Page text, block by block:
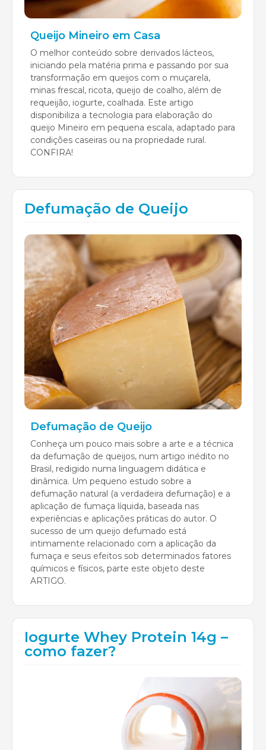
Queijo Mineiro em Casa
O melhor conteúdo sobre derivados lácteos,
iniciando pela matéria prima e passando por sua
transformação em queijos com o muçarela,
minas frescal, ricota, queijo de coalho, além de
requeijão, iogurte, coalhada. Este artigo
disponibiliza a tecnologia para elaboração do
queijo Mineiro em pequena escala, adaptado para
condições caseiras ou na propriedade rural.
CONFIRA!
Defumação de Queijo
Defumação de Queijo
Conheça um pouco mais sobre a arte e a técnica
da defumação de queijos, num artigo inédito no
Brasil, redigido numa linguagem didática e
dinâmica. Um pequeno estudo sobre a
defumação natural (a verdadeira defumação) e a
aplicação de fumaça líquida, baseada nas
experiências e aplicações práticas do autor. O
sucesso de um queijo defumado está
intimamente relacionado com a aplicação da
fumaça e seus efeitos sob determinados fatores
químicos e físicos, parte este objeto deste
ARTIGO.
Iogurte Whey Protein 14g –
como fazer?